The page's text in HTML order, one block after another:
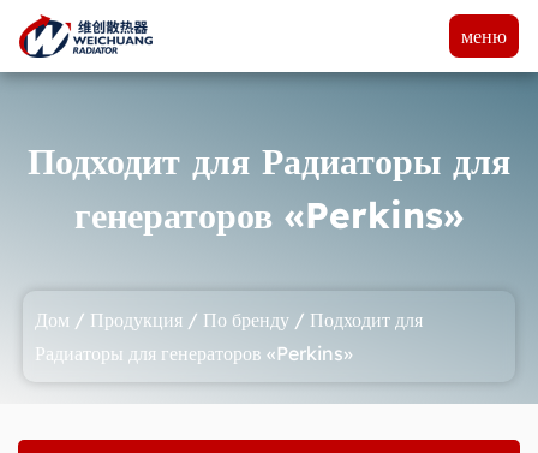
меню
Подходит для Радиаторы для
генераторов «Perkins»
Дом / Продукция / По бренду / Подходит для
Радиаторы для генераторов «Perkins»